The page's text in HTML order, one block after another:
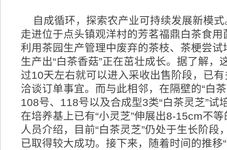
自成循环，探索农产业可持续发展新模式
走进位于点头镇观洋村的芳茗福鼎白茶食用
利用茶园生产管理中废弃的茶枝、茶梗尝试
生产出“白茶香菇”正在茁壮成长。据了解，
过10天左右就可以进入采收出售阶段，已
洽谈订单事宜。而与此相邻，在隔壁的“白
108号、118号以及合成型3类“白茶灵芝”试
在培养基上已有“小灵芝”伸展出8-15cm不等
人员介绍，目前“白茶灵芝”仍处于生长阶段
已取得较大成功。接下来，随着时间的推移